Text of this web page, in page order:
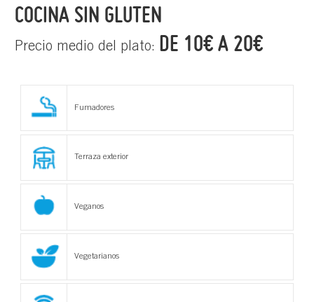
COCINA SIN GLUTEN
Precio medio del plato: DE 10€ A 20€
Fumadores
Terraza exterior
Veganos
Vegetarianos